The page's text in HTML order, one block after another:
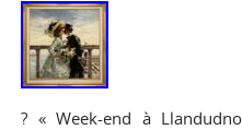
? « Week-end à